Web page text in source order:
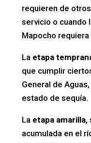
requieren de
servicio o cuando
Mapocho
La etapa
que cumplir
General de
estado de sequía.
La etapa amarilla,
acumulada en el